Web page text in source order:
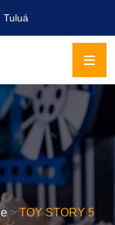
Tuluá
> TOY STORY 5